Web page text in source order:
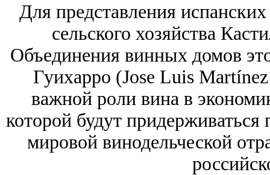
Для представления
сельского хозяйства
Объединения винных домов
Гуихарро (Jose Luis
важной роли вина в
которой будут
мировой винодельческой